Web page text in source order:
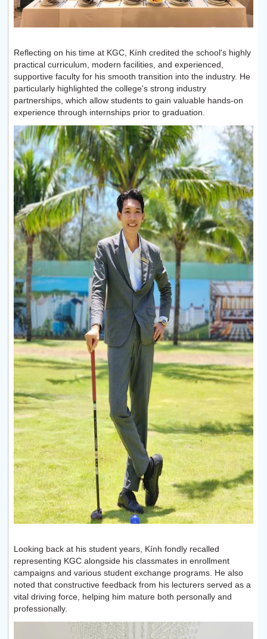
Reflecting on his time at KGC, Kính credited the school's highly
practical curriculum, modern facilities, and experienced,
supportive faculty for his smooth transition into the industry. He
particularly highlighted the college's strong industry
partnerships, which allow students to gain valuable hands-on
experience through internships prior to graduation.
Looking back at his student years, Kính fondly recalled
representing KGC alongside his classmates in enrollment
campaigns and various student exchange programs. He also
noted that constructive feedback from his lecturers served as a
vital driving force, helping him mature both personally and
professionally.